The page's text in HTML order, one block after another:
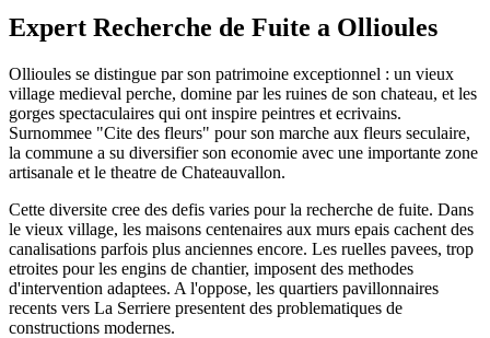
Expert Recherche de Fuite a Ollioules
Ollioules se distingue par son patrimoine exceptionnel : un vieux
village medieval perche, domine par les ruines de son chateau, et les
gorges spectaculaires qui ont inspire peintres et ecrivains.
Surnommee "Cite des fleurs" pour son marche aux fleurs seculaire,
la commune a su diversifier son economie avec une importante zone
artisanale et le theatre de Chateauvallon.
Cette diversite cree des defis varies pour la recherche de fuite. Dans
le vieux village, les maisons centenaires aux murs epais cachent des
canalisations parfois plus anciennes encore. Les ruelles pavees, trop
etroites pour les engins de chantier, imposent des methodes
d'intervention adaptees. A l'oppose, les quartiers pavillonnaires
recents vers La Serriere presentent des problematiques de
constructions modernes.